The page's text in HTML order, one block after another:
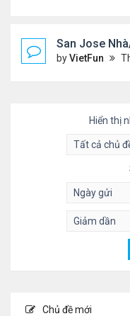
San Jose
byVietFun Thứ 6
Hiển thị
Chủ đề mới